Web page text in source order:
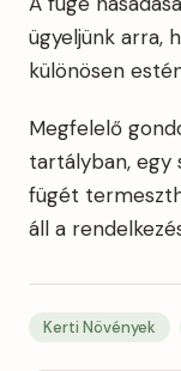
ügyeljünk arra,
különösen
Megfelelő
tartályban, egy
fügét
áll a
Kerti Növények